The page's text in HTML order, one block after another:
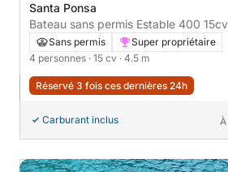
Santa Ponsa
Bateau sans permis Estable 400 15cv
Sans permis
Super propriétaire
4 personnes · 15 cv · 4.5 m
Réservé 3 fois ces dernières 24h
Carburant inclus